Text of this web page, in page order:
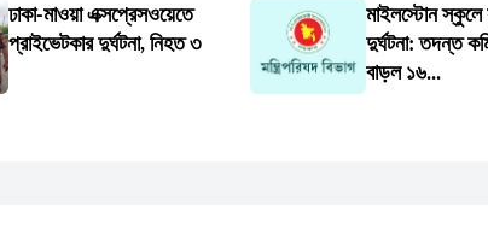
ঢাকা-মাওয়া এক্সপ্রেসওয়েতে
প্রাইভেটকার দুর্ঘটনা, নিহত ৩
মাইলস্টোন স্কুলে
দুর্ঘটনা: তদন্ত
বাড়ল ১৬...